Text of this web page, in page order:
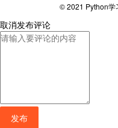
© 2021 Python学
取消发布评论
发布